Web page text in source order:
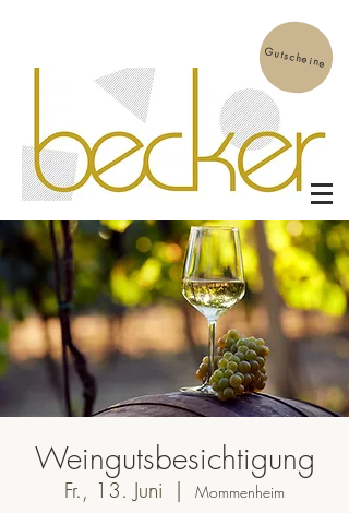
Gutscheine
Weingutsbesichtigung
Fr., 13. Juni
  |
Mommenheim